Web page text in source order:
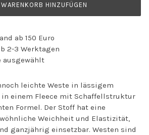
HINZUFÜGEN
ab 150 Euro
2-3 Werktagen
ausgewählt
leichte Weste in lässigem
in einem Fleece mit Schaffellstruktur
Formel. Der Stoff hat eine
Weichheit und Elastizität,
ganzjährig einsetzbar. Westen sind